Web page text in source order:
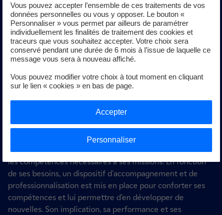
individuelles et collectives). Des avantages
complémentaires (Comité d’entreprise …) peuvent
également s’ajouter au package global de rémunération.
Et après…
Le Groupe offre de nombreuses opportunités de carrière,
géographiques, fonctionnelles, inter-filiales. Chaque
année, plus de 15 000 salariés réalisent une mobilité au
sein du groupe EDF. Tout nouveau salarié du Groupe est
intégré à un cursus de formation lui permettant d'acquérir
les compétences nécessaires à ses missions. En fonction
de ses besoins, un dispositif d'accompagnement et de
professionnalisation est mis en place pour conforter ses
compétences et lui permettre d’en développer de
nouvelles. Son implication, sa performance et ses
Vous pouvez accepter l’ensemble de ces traitements de vos
données personnelles ou vous y opposer. Le bouton «
Personnaliser » vous permet par ailleurs de paramétrer
individuellement les finalités de traitement des cookies et
traceurs que vous souhaitez accepter. Votre choix sera
conservé pendant une durée de 6 mois à l’issue de laquelle ce
message vous sera à nouveau affiché.
Vous pouvez modifier votre choix à tout moment en cliquant
sur le lien « cookies » en bas de page.
Personnaliser
Accepter